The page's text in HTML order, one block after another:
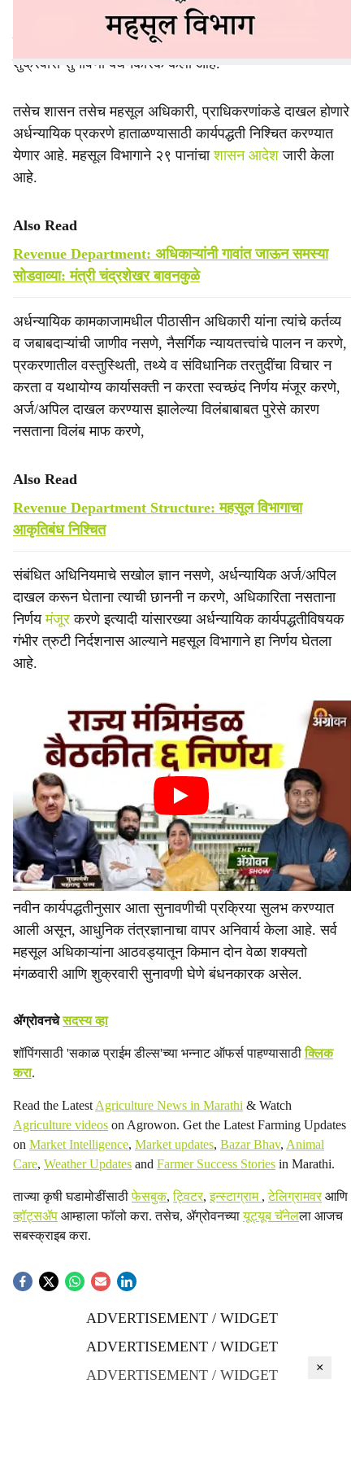
अर्धन्यायिक कामकाजात मराठी भाषेचा वापर तसेच निकालपत्रे
मराठी भाषेतून बंधनकारक करण्यात आली असून, दर मंगळवारी आणि
शुक्रवारी सुनावणी बंधनकारक केली आहे.
तसेच शासन तसेच महसूल अधिकारी, प्राधिकरणांकडे दाखल होणारे
अर्धन्यायिक प्रकरणे हाताळण्यासाठी कार्यपद्धती निश्चित करण्यात
येणार आहे. महसूल विभागाने २९ पानांचाशासन आदेशजारी केला
आहे.
Also Read
Revenue Department: अधिकाऱ्यांनी गावांत जाऊन समस्या
सोडवाव्या: मंत्री चंद्रशेखर बावनकुळे
अर्धन्यायिक कामकाजामधील पीठासीन अधिकारी यांना त्यांचे कर्तव्य
व जबाबदाऱ्यांची जाणीव नसणे, नैसर्गिक न्यायतत्त्वांचे पालन न करणे,
प्रकरणातील वस्तुस्थिती, तथ्ये व संविधानिक तरतुदींचा विचार न
करता व यथायोग्य कार्यासक्ती न करता स्वच्छंद निर्णय मंजूर करणे,
अर्ज/अपिल दाखल करण्यास झालेल्या विलंबाबाबत पुरेसे कारण
नसताना विलंब माफ करणे,
Also Read
Revenue Department Structure: महसूल विभागाचा
आकृतिबंध निश्‍चित
संबंधित अधिनियमाचे सखोल ज्ञान नसणे, अर्धन्यायिक अर्ज/अपिल
दाखल करून घेताना त्याची छाननी न करणे, अधिकारिता नसताना
निर्णयमंजूर करणे इत्यादी यांसारख्या अर्धन्यायिक कार्यपद्धतीविषयक
गंभीर त्रुटी निर्दशनास आल्याने महसूल विभागाने हा निर्णय घेतला
आहे.
नवीन कार्यपद्धतीनुसार आता सुनावणीची प्रक्रिया सुलभ करण्यात
आली असून, आधुनिक तंत्रज्ञानाचा वापर अनिवार्य केला आहे. सर्व
महसूल अधिकाऱ्यांना आठवड्यातून किमान दोन वेळा शक्यतो
मंगळवारी आणि शुक्रवारी सुनावणी घेणे बंधनकारक असेल.
ॲग्रोवनचेसदस्य व्हा
शॉपिंगसाठी 'सकाळ प्राईम डील्स'च्या भन्नाट ऑफर्स पाहण्यासाठीक्लिक
करा.
Read the Latest Agriculture News in Marathi & Watch
Agriculture videos on Agrowon. Get the Latest Farming Updates
on Market Intelligence, Market updates, Bazar Bhav, Animal
Care, Weather Updates and Farmer Success Stories in Marathi.
ताज्या कृषी घडामोडींसाठीफेसबुक,ट्विटर,इन्स्टाग्राम ,टेलिग्रामवरआणि
व्हॉट्सॲप आम्हाला फॉलो करा. तसेच, ॲग्रोवनच्यायूट्यूब चॅनेलला आजच
सबस्क्राइब करा.
ADVERTISEMENT / WIDGET
ADVERTISEMENT / WIDGET
ADVERTISEMENT / WIDGET
×